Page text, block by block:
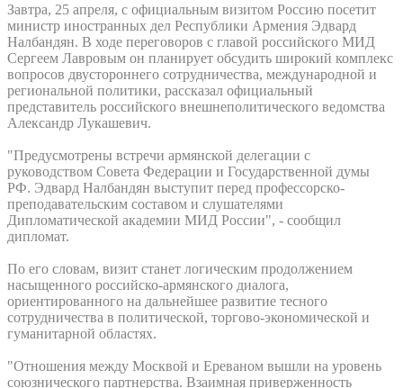
Завтра, 25 апреля, с официальным визитом Россию посетит
министр иностранных дел Республики Армения Эдвард
Налбандян. В ходе переговоров с главой российского МИД
Сергеем Лавровым он планирует обсудить широкий комплекс
вопросов двустороннего сотрудничества, международной и
региональной политики, рассказал официальный
представитель российского внешнеполитического ведомства
Александр Лукашевич.
"Предусмотрены встречи армянской делегации с
руководством Совета Федерации и Государственной думы
РФ. Эдвард Налбандян выступит перед профессорско-
преподавательским составом и слушателями
Дипломатической академии МИД России", - сообщил
дипломат.
По его словам, визит станет логическим продолжением
насыщенного российско-армянского диалога,
ориентированного на дальнейшее развитие тесного
сотрудничества в политической, торгово-экономической и
гуманитарной областях.
"Отношения между Москвой и Ереваном вышли на уровень
союзнического партнерства. Взаимная приверженность